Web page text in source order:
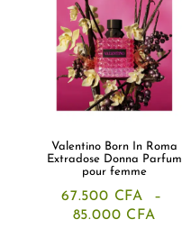
Valentino Born In Roma
Extradose Donna Parfum
pour femme
67.500 CFA
–
85.000 CFA